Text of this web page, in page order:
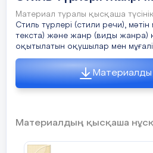
тарихынан, осы
мен
тұжырымдамалары бар.
пікірінше “Бала
сұрақтармен көмек
ертең оны өз бетімен де
емес, мұғаліммен
алушының тек
Материал туралы қысқаша түсінік
Стиль түрлері (стили речи),
текста) және жанр (виды жанра)
оқытылатын оқушылар мен
Материалды
Материалдың қысқаша